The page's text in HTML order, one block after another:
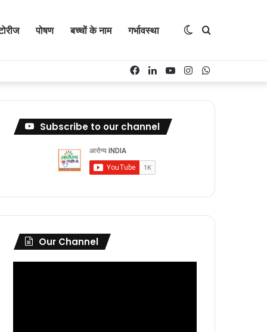
पोषण बच्चों के नाम गर्भावस्था Search
Switch
Instagram
YouTube
LinkedIn
Facebook
Subscribe to our channel
Our Channel